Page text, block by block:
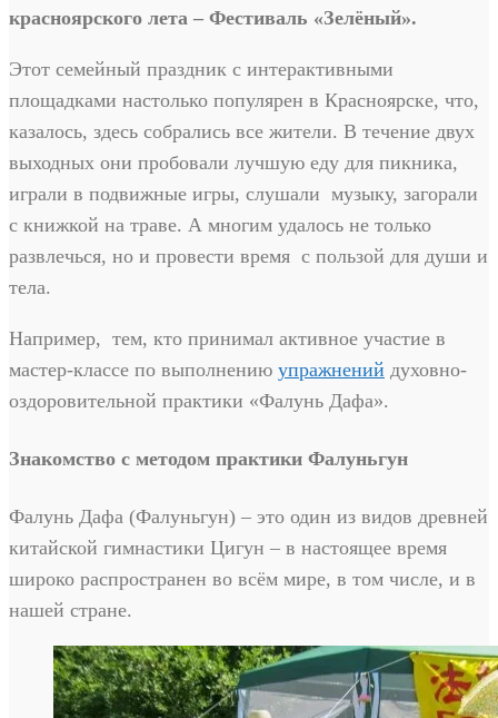
красноярского лета – Фестиваль «Зелёный».
Этот семейный праздник с интерактивными
площадками настолько популярен в Красноярске, что,
казалось, здесь собрались все жители. В течение двух
выходных они пробовали лучшую еду для пикника,
играли в подвижные игры, слушали музыку, загорали
с книжкой на траве. А многим удалось не только
развлечься, но и провести время с пользой для души и
тела.
Например, тем, кто принимал активное участие в
мастер-классе по выполнению упражнений духовно-
оздоровительной практики «Фалунь Дафа».
Знакомство с методом практики Фалуньгун
Фалунь Дафа (Фалуньгун) – это один из видов древней
китайской гимнастики Цигун – в настоящее время
широко распространен во всём мире, в том числе, и в
нашей стране.